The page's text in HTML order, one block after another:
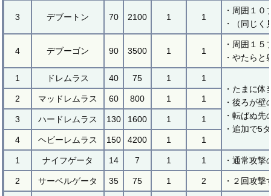
3 デブートン 70 2100 1 1
・周囲１
・（同じ
4 デブーゴン 90 3500 1 1
・周囲１
・やたら
1 ドレムラス 40 75 1
1
・たまに
・後ろが壁
・転ばぬ
・追加で5
2 マッドレムラス 60 800 1 1
3 ハードレムラス 130 1600 1 1
4 ヘビーレムラス 150 4200 1 1
1 ナイフゲータ 14 7 1 1 ・通常攻撃
2 サーベルゲータ 35 75 1 2 ・２回攻